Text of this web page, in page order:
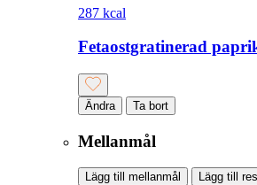
287 kcal
Fetaostgratinerad
Ändra Ta bort
Mellanmål
Lägg till mellanmål Lägg till